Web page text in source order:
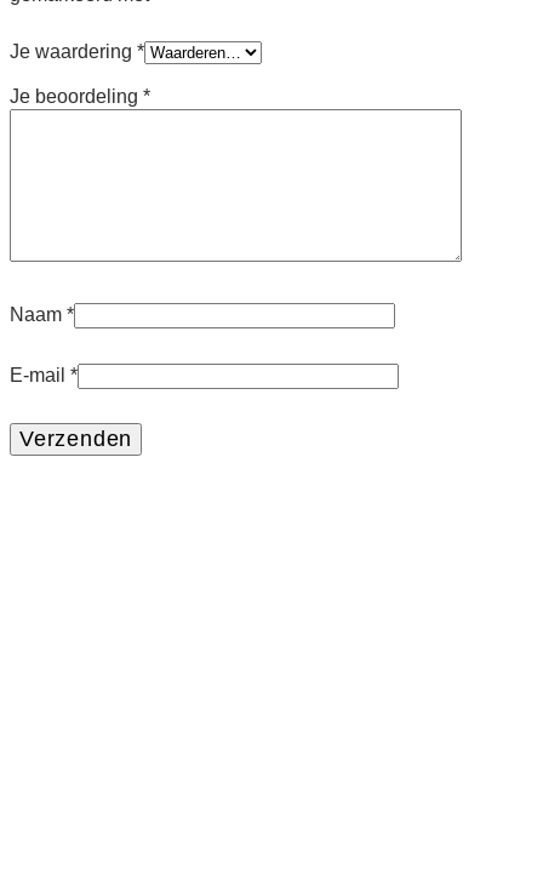
Je waardering *
Je beoordeling *
Naam *
E-mail *